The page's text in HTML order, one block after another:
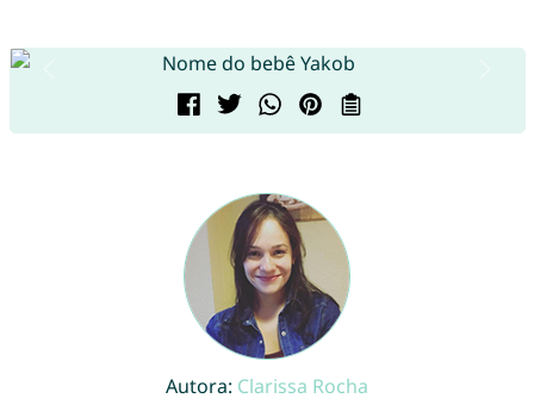
Autora: Clarissa Rocha